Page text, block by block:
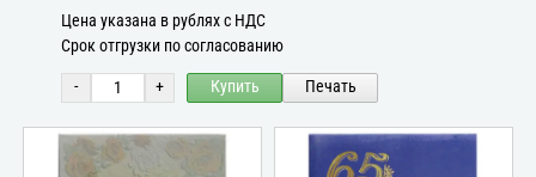
Цена указана в рублях с НДС
Срок отгрузки по согласованию
- + Купить Печать